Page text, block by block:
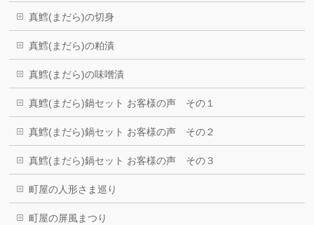
真鱈(まだら)の切身
真鱈(まだら)の粕漬
真鱈(まだら)の味噌漬
真鱈(まだら)鍋セット お客様の声 その１
真鱈(まだら)鍋セット お客様の声 その２
真鱈(まだら)鍋セット お客様の声 その３
町屋の人形さま巡り
町屋の屏風まつり